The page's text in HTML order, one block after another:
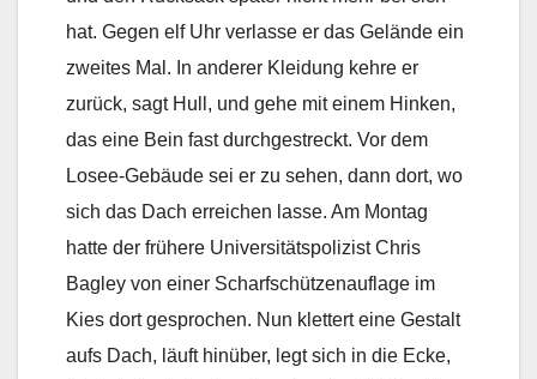
hat. Gegen elf Uhr verlasse er das Gelände ein
zweites Mal. In anderer Kleidung kehre er
zurück, sagt Hull, und gehe mit einem Hinken,
das eine Bein fast durchgestreckt. Vor dem
Losee-Gebäude sei er zu sehen, dann dort, wo
sich das Dach erreichen lasse. Am Montag
hatte der frühere Universitätspolizist Chris
Bagley von einer Scharfschützenauflage im
Kies dort gesprochen. Nun klettert eine Gestalt
aufs Dach, läuft hinüber, legt sich in die Ecke,